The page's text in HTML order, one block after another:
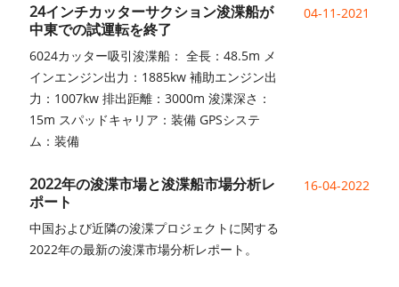
04-11-2021
24インチカッターサクション浚渫船が
中東での試運転を終了
6024カッター吸引浚渫船： 全長：48.5m メ
インエンジン出力：1885kw 補助エンジン出
力：1007kw 排出距離：3000m 浚渫深さ：
15m スパッドキャリア：装備 GPSシステ
ム：装備
16-04-2022
2022年の浚渫市場と浚渫船市場分析レ
ポート
中国および近隣の浚渫プロジェクトに関する
2022年の最新の浚渫市場分析レポート。